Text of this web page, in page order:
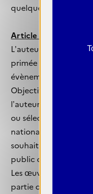
quelques semaines).
Article 5 : Restrictions
L’auteure ne pourra
primée ou
évènement de PARIS
Objectif
l’auteure à ne pas
ou sélectionnée à un
nationale ou
souhaitons avoir la
public des œuvres
Les œuvres
partie ou en totalité